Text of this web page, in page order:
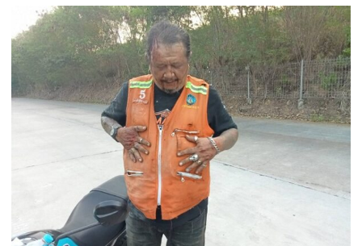
สอง
วัย
รุ่น
ถือ
มีด
เข้า
ร้าน
แอร์